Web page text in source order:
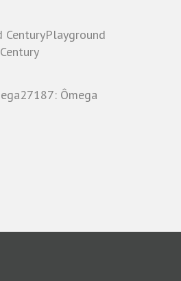
Playground
Century
27187: Ômega